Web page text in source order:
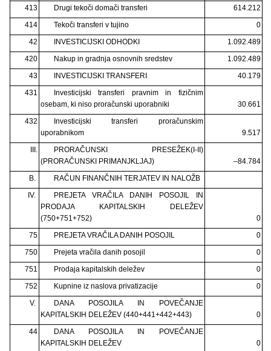
413 Drugi tekoči domači transferi
614.212
414
Tekoči transferi v tujino
0
42
INVESTICIJSKI ODHODKI
1.092.489
420
Nakup in gradnja osnovnih sredstev
1.092.489
43
INVESTICIJSKI TRANSFERI
40.179
431
Investicijski transferi pravnim in fizičnim
osebam, ki niso proračunski uporabniki
30.661
432
Investicijski transferi proračunskim
uporabnikom
9.517
III.
PRORAČUNSKI PRESEŽEK(I-II)
(PRORAČUNSKI PRIMANJKLJAJ)
–84.784
B.
RAČUN FINANČNIH TERJATEV IN NALOŽB
IV.
PREJETA VRAČILA DANIH POSOJIL IN
PRODAJA KAPITALSKIH DELEŽEV
(750+751+752)
0
75
PREJETA VRAČILA DANIH POSOJIL
0
750
Prejeta vračila danih posojil
0
751
Prodaja kapitalskih deležev
0
752
Kupnine iz naslova privatizacije
0
V.
DANA POSOJILA IN POVEČANJE
KAPITALSKIH DELEŽEV (440+441+442+443)
0
44
DANA POSOJILA IN POVEČANJE
KAPITALSKIH DELEŽEV
0